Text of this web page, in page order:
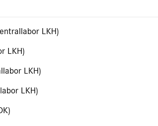
LKH)
LKH)
LKH)
LKH)